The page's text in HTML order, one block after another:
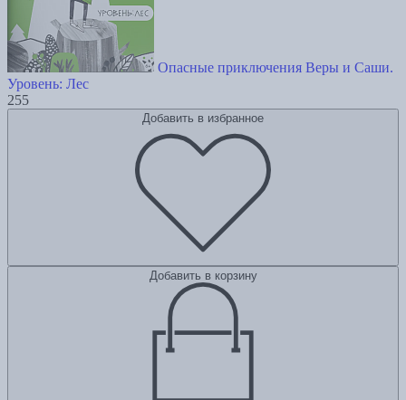
Опасные приключения Веры и Саши.
Уровень: Лес
255
Добавить в избранное
Добавить в корзину